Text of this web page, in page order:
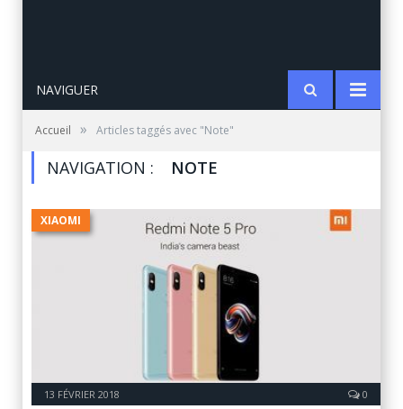
NAVIGUER
Accueil » Articles taggés avec "Note"
NAVIGATION : NOTE
XIAOMI
13 FÉVRIER 2018 0